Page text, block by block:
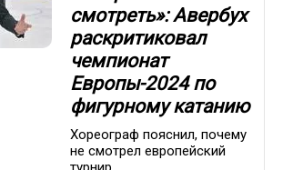
смотреть»: Авербух
раскритиковал
чемпионат
Европы-2024 по
фигурному катанию
Хореограф пояснил, почему
не смотрел европейский